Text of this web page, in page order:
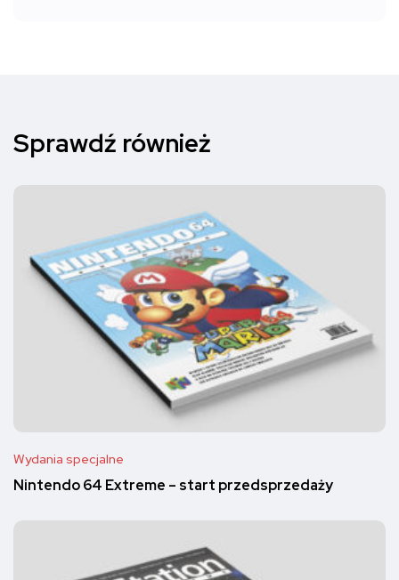
Sprawdź również
Wydania specjalne
Nintendo 64 Extreme – start przedsprzedaży